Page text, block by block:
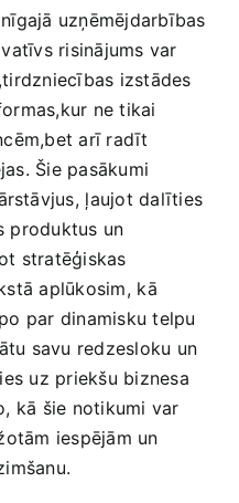
uzņēmējdarbības
risinājums var
izstādes⁢
ne tikai
‍arī radīt
Šie pasākumi
⁤ļaujot dalīties
produktus⁢ un
​stratēģiskas
aplūkosim, ⁣kā
par​ dinamisku ‌telpu
savu ​redzesloku un
uz priekšu biznesa
kā šie notikumi var
iespējām un